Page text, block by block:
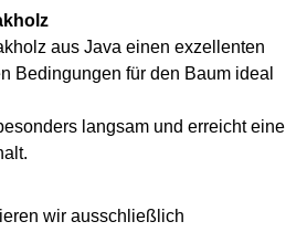
aus Java einen exzellenten
Bedingungen für den Baum ideal
langsam und erreicht eine
wir ausschließlich